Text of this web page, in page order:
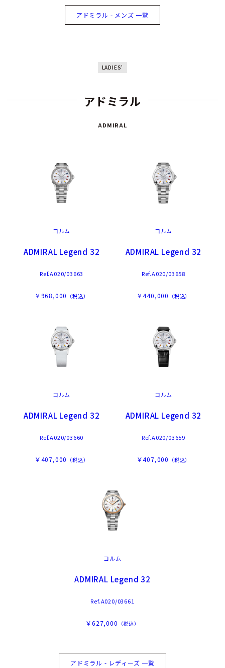
アドミラル - メンズ 一覧
LADIES'
アドミラル
ADMIRAL
コルム
ADMIRAL Legend 32
Ref.A020/03663
￥968,000 （税込）
コルム
ADMIRAL Legend 32
Ref.A020/03658
￥440,000 （税込）
コルム
ADMIRAL Legend 32
Ref.A020/03660
￥407,000 （税込）
コルム
ADMIRAL Legend 32
Ref.A020/03659
￥407,000 （税込）
コルム
ADMIRAL Legend 32
Ref.A020/03661
￥627,000 （税込）
アドミラル - レディーズ 一覧